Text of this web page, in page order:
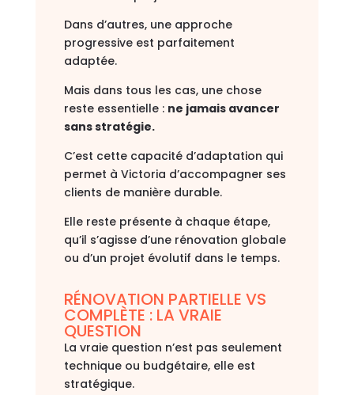
Dans d’autres, une approche
progressive est parfaitement
adaptée.
Mais dans tous les cas, une chose
reste essentielle : ne jamais avancer
sans stratégie.
C’est cette capacité d’adaptation qui
permet à Victoria d’accompagner ses
clients de manière durable.
Elle reste présente à chaque étape,
qu’il s’agisse d’une rénovation globale
ou d’un projet évolutif dans le temps.
RÉNOVATION PARTIELLE VS
COMPLÈTE : LA VRAIE
QUESTION
La vraie question n’est pas seulement
technique ou budgétaire, elle est
stratégique.